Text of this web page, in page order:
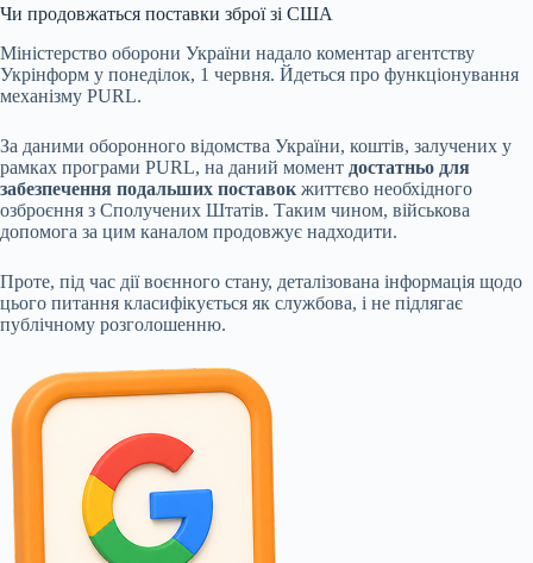
Чи продовжаться поставки зброї зі США
Міністерство оборони України надало коментар агентству
Укрінформ у понеділок, 1 червня. Йдеться про функціонування
механізму PURL.
За даними оборонного відомства України, коштів, залучених у
рамках програми PURL, на даний момент достатньо для
забезпечення подальших поставок життєво необхідного
озброєння з Сполучених Штатів. Таким чином, військова
допомога за цим каналом продовжує надходити.
Проте, під час дії воєнного стану, деталізована інформація щодо
цього питання класифікується як службова, і не підлягає
публічному розголошенню.